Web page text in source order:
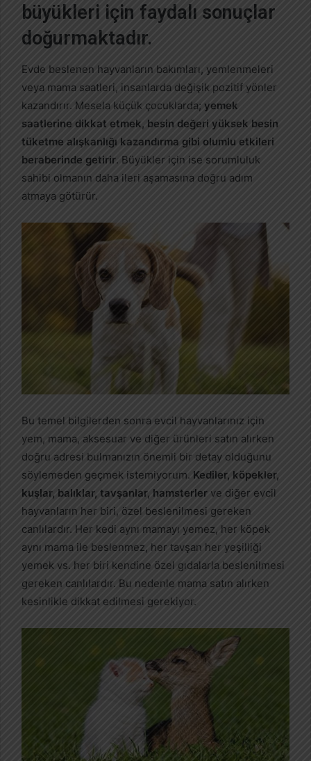
büyükleri için faydalı sonuçlar
doğurmaktadır.
Evde beslenen hayvanların bakımları, yemlenmeleri
veya mama saatleri, insanlarda değişik pozitif yönler
kazandırır. Mesela küçük çocuklarda; yemek
saatlerine dikkat etmek, besin değeri yüksek besin
tüketme alışkanlığı kazandırma gibi olumlu etkileri
beraberinde getirir. Büyükler için ise sorumluluk
sahibi olmanın daha ileri aşamasına doğru adım
atmaya götürür.
Bu temel bilgilerden sonra evcil hayvanlarınız için
yem, mama, aksesuar ve diğer ürünleri satın alırken
doğru adresi bulmanızın önemli bir detay olduğunu
söylemeden geçmek istemiyorum. Kediler, köpekler,
kuşlar, balıklar, tavşanlar, hamsterler ve diğer evcil
hayvanların her biri, özel beslenilmesi gereken
canlılardır. Her kedi aynı mamayı yemez, her köpek
aynı mama ile beslenmez, her tavşan her yeşilliği
yemek vs. her biri kendine özel gıdalarla beslenilmesi
gereken canlılardır. Bu nedenle mama satın alırken
kesinlikle dikkat edilmesi gerekiyor.